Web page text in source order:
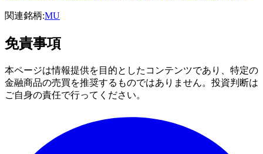
関連銘柄:MU
免責事項
本ページは情報提供を目的としたコンテンツであり、特定の
金融商品の売買を推奨するものではありません。投資判断は
ご自身の責任で行ってください。